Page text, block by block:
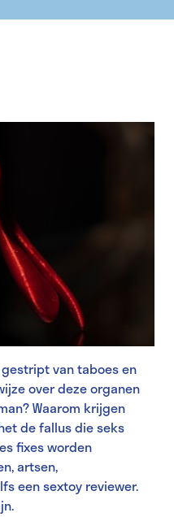
van taboes en
over deze organen
Waarom krijgen
de fallus die seks
fixes worden
artsen,
een sextoy reviewer.